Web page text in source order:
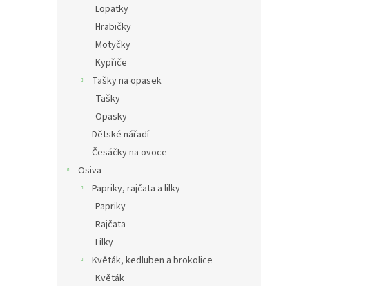
Lopatky
Hrabičky
Motyčky
Kypřiče
Tašky na opasek
Tašky
Opasky
Dětské nářadí
Česáčky na ovoce
Osiva
Papriky, rajčata a lilky
Papriky
Rajčata
Lilky
Květák, kedluben a brokolice
Květák